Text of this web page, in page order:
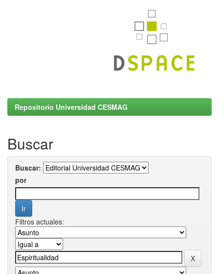
Repositorio Universidad CESMAG
Buscar
Buscar:
por
Filtros actuales: